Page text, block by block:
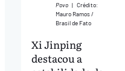
Povo | Crédito:
Mauro Ramos /
Brasil de Fato
Xi Jinping
destacou a